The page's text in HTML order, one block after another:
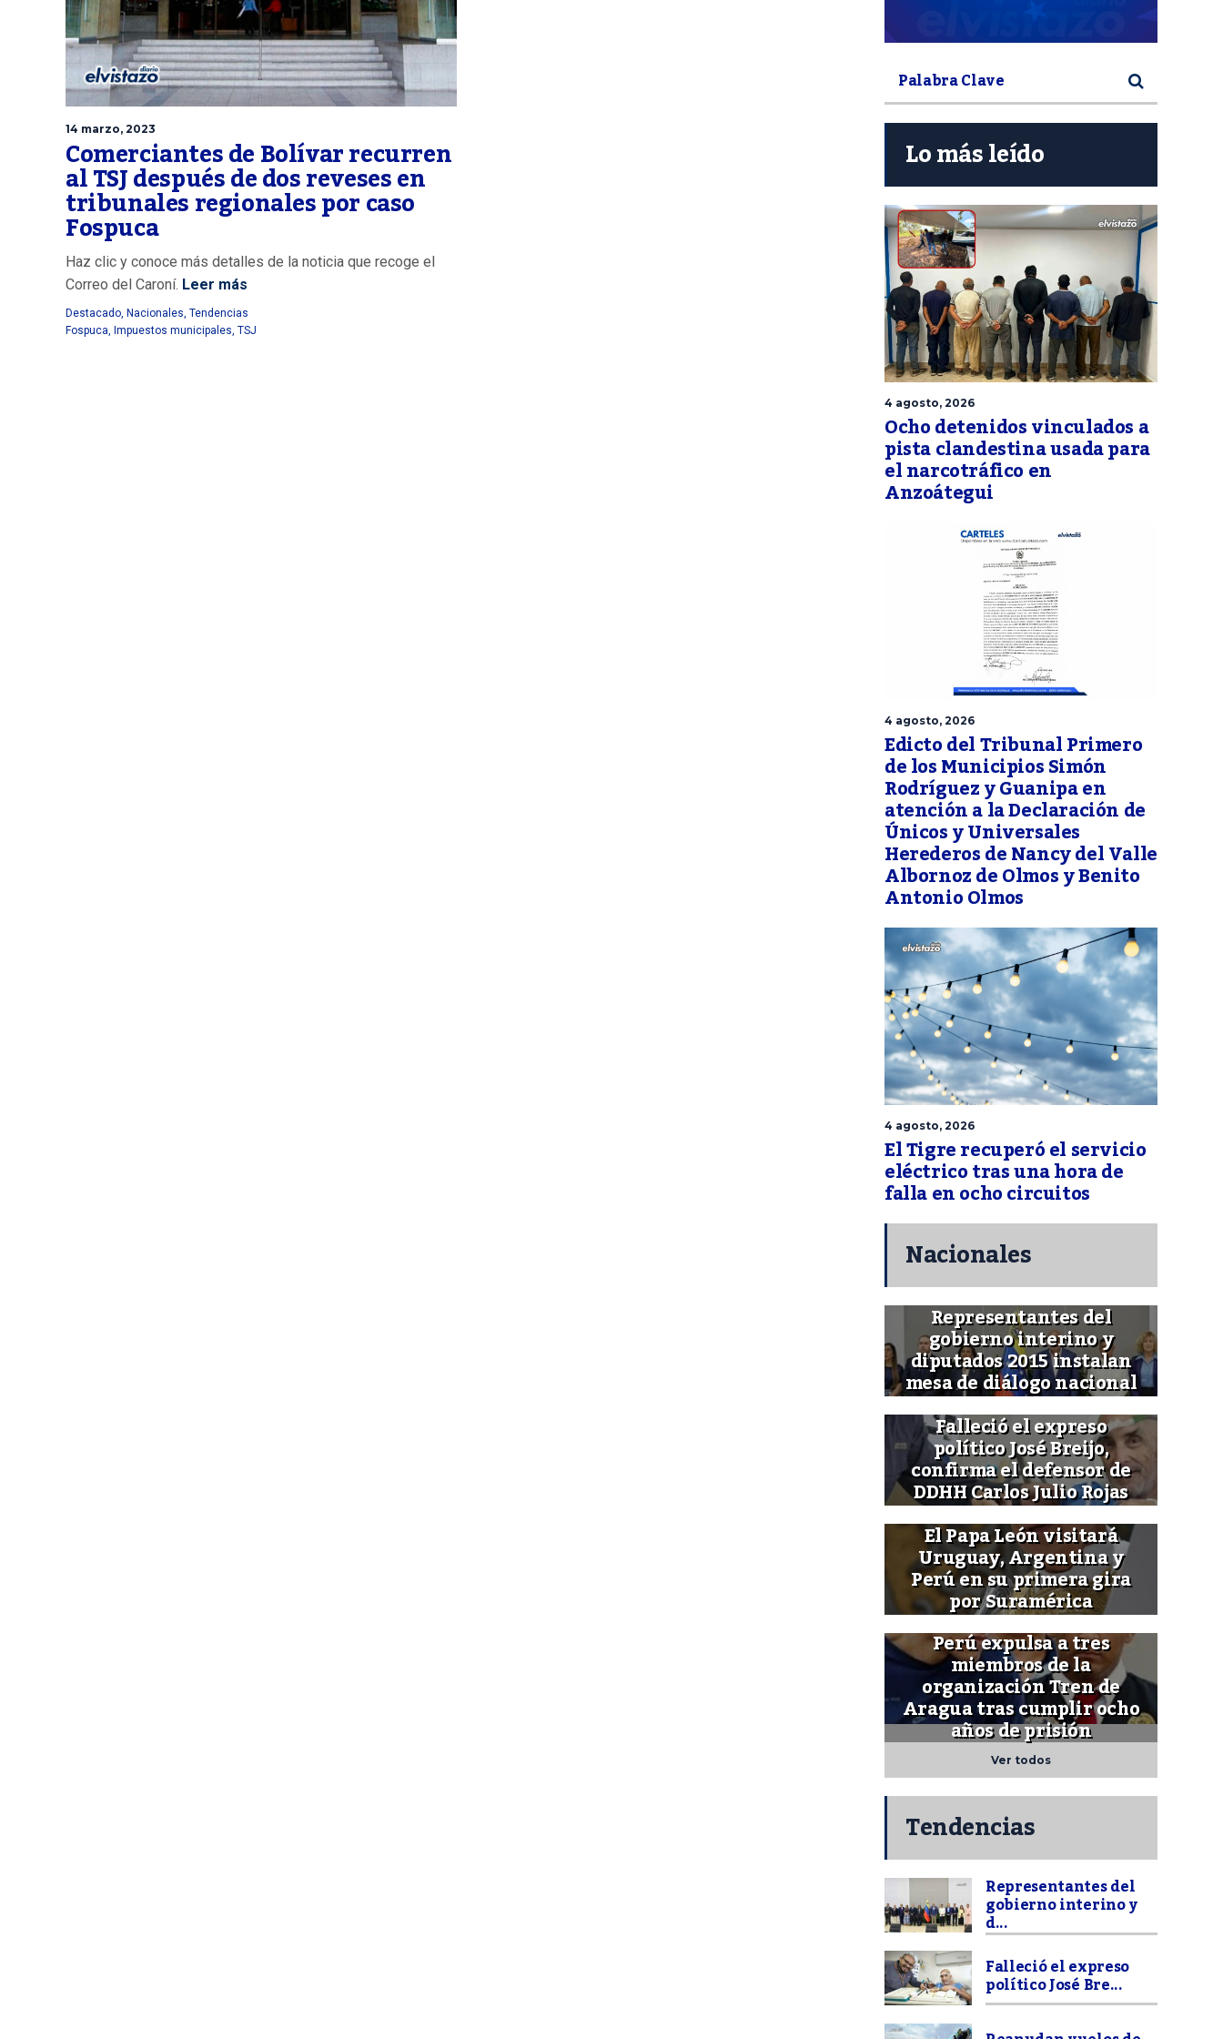
14 marzo, 2023
Comerciantes de Bolívar recurren
al TSJ después de dos reveses en
tribunales regionales por caso
Fospuca
Haz clic y conoce más detalles de la noticia que recoge el
Correo del Caroní. Leer más
Destacado Nacionales Tendencias
Fospuca Impuestos municipales TSJ
Lo más leído
4 agosto, 2026
Ocho detenidos vinculados a
pista clandestina usada para
el narcotráfico en
Anzoátegui
4 agosto, 2026
Edicto del Tribunal Primero
de los Municipios Simón
Rodríguez y Guanipa en
atención a la Declaración de
Únicos y Universales
Herederos de Nancy del Valle
Albornoz de Olmos y Benito
Antonio Olmos
4 agosto, 2026
El Tigre recuperó el servicio
eléctrico tras una hora de
falla en ocho circuitos
Nacionales
Representantes del
gobierno interino y
diputados 2015 instalan
mesa de diálogo nacional
Falleció el expreso
político José Breijo,
confirma el defensor de
DDHH Carlos Julio Rojas
El Papa León visitará
Uruguay, Argentina y
Perú en su primera gira
por Suramérica
Perú expulsa a tres
miembros de la
organización Tren de
Aragua tras cumplir ocho
años de prisión
Ver todos
Tendencias
Representantes del
gobierno interino y
d...
Falleció el expreso
político José Bre...